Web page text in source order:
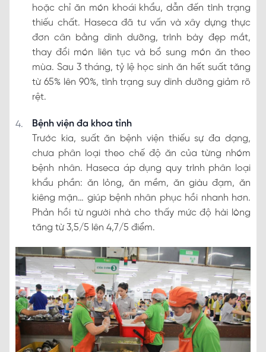
hoặc chỉ ăn món khoái khẩu, dẫn đến tình trạng
thiếu chất. Haseca đã tư vấn và xây dựng thực
đơn cân bằng dinh dưỡng, trình bày đẹp mắt,
thay đổi món liên tục và bổ sung món ăn theo
mùa. Sau 3 tháng, tỷ lệ học sinh ăn hết suất tăng
từ 65% lên 90%, tình trạng suy dinh dưỡng giảm rõ
rệt.
Bệnh viện đa khoa tỉnh
Trước kia, suất ăn bệnh viện thiếu sự đa dạng,
chưa phân loại theo chế độ ăn của từng nhóm
bệnh nhân. Haseca áp dụng quy trình phân loại
khẩu phần: ăn lỏng, ăn mềm, ăn giàu đạm, ăn
kiêng mặn… giúp bệnh nhân phục hồi nhanh hơn.
Phản hồi từ người nhà cho thấy mức độ hài lòng
tăng từ 3,5/5 lên 4,7/5 điểm.